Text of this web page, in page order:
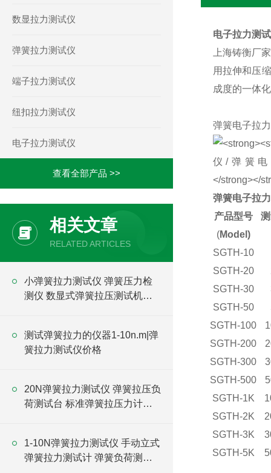
数显拉力测试仪
弹簧拉力测试仪
端子拉力测试仪
纽扣拉力测试仪
电子拉力测试仪
查看全部产品 >>
相关文章
RELATED ARTICLES
小弹簧拉力测试仪 弹簧压力检
测仪 数显式弹簧拉压测试机价
测试弹簧拉力的仪器1-10n.m|弹
簧拉力测试仪价格
20N弹簧拉力测试仪 弹簧拉压负
荷测试台 标准弹簧拉压力计厂
1-10N弹簧拉力测试仪 手动立式
弹簧拉力测试计 弹簧负荷测力
电子拉力测
上海铸衡厂
用拉伸和压
成度的一体
弹簧电子拉
弹簧电子拉
产品型号
(Model)
SGTH-10
SGTH-20
SGTH-30
SGTH-50
SGTH-100
SGTH-200
SGTH-300
SGTH-500
SGTH-1K
SGTH-2K
SGTH-3K
SGTH-5K